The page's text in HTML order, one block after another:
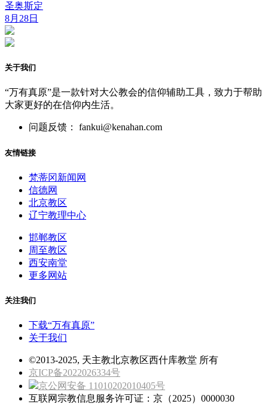
圣奥斯定
8月28日
关于我们
“万有真原”是一款针对大公教会的信仰辅助工具，致力于帮助
大家更好的在信仰内生活。
问题反馈： fankui@kenahan.com
友情链接
梵蒂冈新闻网
信德网
北京教区
辽宁教理中心
邯郸教区
周至教区
西安南堂
更多网站
关注我们
下载“万有真原”
关于我们
©2013-2025, 天主教北京教区西什库教堂 所有
京ICP备2022026334号
京公网安备 11010202010405号
互联网宗教信息服务许可证：京（2025）0000030